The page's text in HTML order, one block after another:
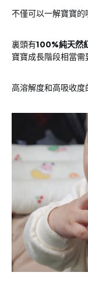
不僅可以一解寶寶
裏頭有100%純天然
寶寶成長階段相當需
高溶解度和高吸收